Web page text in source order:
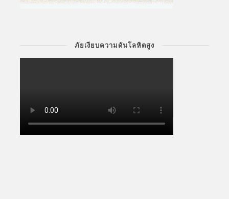
ภัยเงียบความดันโลหิตสูง